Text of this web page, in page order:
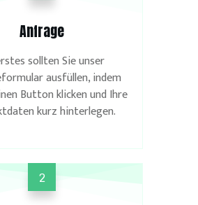
Hausmeisterservice
Anfrage
sollten Sie unser
ausfüllen, indem
Button klicken und Ihre
kurz hinterlegen.
2